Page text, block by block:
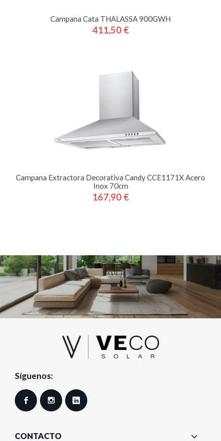
Campana Cata THALASSA 900GWH
Precio
411,50 €
Campana Extractora Decorativa Candy CCE1171X Acero
Inox 70cm
Precio
167,90 €
Síguenos:
Facebook Instagram
CONTACTO 